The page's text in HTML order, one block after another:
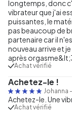
longtemps, donc
vibrateur que j'ai
puissantes, le
pas beaucoup de
partenaire car il
nouveau arrive et
après orgasme&lt;3
Achat vérifié
Achetez-le !
Johanna -
Achetez-le. Une
Achat vérifié